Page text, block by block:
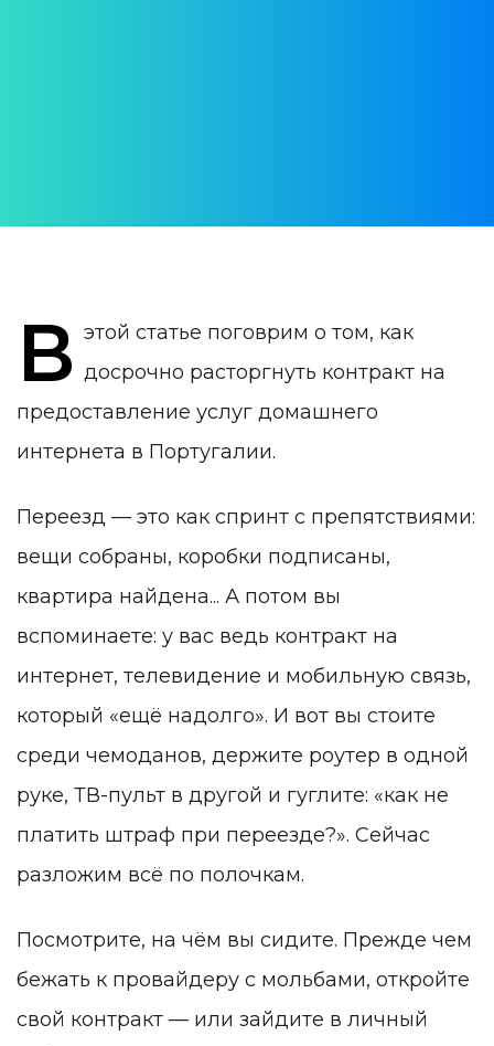
В этой статье поговрим о том, как
досрочно расторгнуть контракт на
предоставление услуг домашнего
интернета в Португалии.
Переезд — это как спринт с препятствиями:
вещи собраны, коробки подписаны,
квартира найдена... А потом вы
вспоминаете: у вас ведь контракт на
интернет, телевидение и мобильную связь,
который «ещё надолго». И вот вы стоите
среди чемоданов, держите роутер в одной
руке, ТВ-пульт в другой и гуглите: «как не
платить штраф при переезде?». Сейчас
разложим всё по полочкам.
Посмотрите, на чём вы сидите. Прежде чем
бежать к провайдеру с мольбами, откройте
свой контракт — или зайдите в личный